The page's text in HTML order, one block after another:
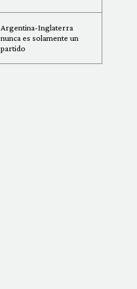
Argentina-Inglaterra
nunca es solamente un
partido